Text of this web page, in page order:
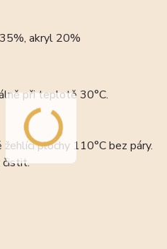
akryl 20%
při teplotě 30°C.
plochy 110°C bez páry.
čistit.